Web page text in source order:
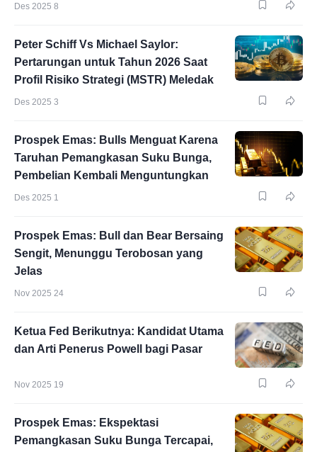
Des 2025 8
Peter Schiff Vs Michael Saylor:
Pertarungan untuk Tahun 2026 Saat
Profil Risiko Strategi (MSTR) Meledak
Des 2025 3
Prospek Emas: Bulls Menguat Karena
Taruhan Pemangkasan Suku Bunga,
Pembelian Kembali Menguntungkan
Des 2025 1
Prospek Emas: Bull dan Bear Bersaing
Sengit, Menunggu Terobosan yang
Jelas
Nov 2025 24
Ketua Fed Berikutnya: Kandidat Utama
dan Arti Penerus Powell bagi Pasar
Nov 2025 19
Prospek Emas: Ekspektasi
Pemangkasan Suku Bunga Tercapai,